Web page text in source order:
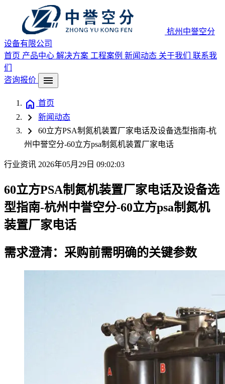
杭州中誉空分
设备有限公司
首页 产品中心 解决方案 工程案例 新闻动态 关于我们 联系我
们
咨询报价
menu
home 首页
chevron_right 新闻动态
chevron_right
60立方PSA制氮机装置厂家电话及设备选型指南-杭
州中誉空分-60立方psa制氮机装置厂家电话
行业资讯 2026年05月29日 09:02:03
60立方PSA制氮机装置厂家电话及设备选
型指南-杭州中誉空分-60立方psa制氮机
装置厂家电话
需求澄清：采购前需明确的关键参数